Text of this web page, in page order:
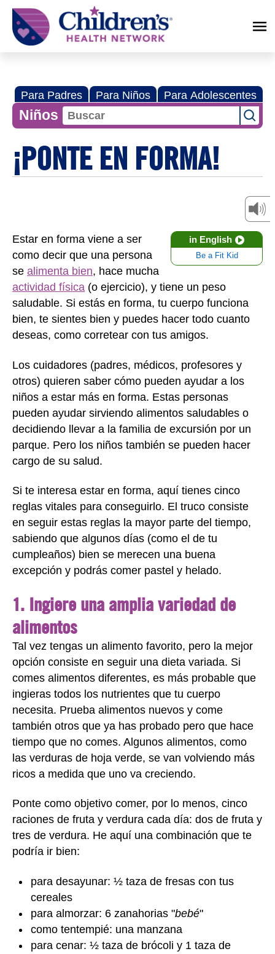
Children's
Health
Network
Para Padres Para Niños Para Adolescentes
Niños
¡PONTE EN FORMA!
in English
Be a Fit Kid
Estar en forma viene a ser
como decir que una persona
se alimenta bien, hace mucha
actividad física (o ejercicio), y tiene un peso
saludable. Si estás en forma, tu cuerpo funciona
bien, te sientes bien y puedes hacer todo cuanto
deseas, como corretear con tus amigos.
Los cuidadores (padres, médicos, profesores y
otros) quieren saber cómo pueden ayudar a los
niños a estar más en forma. Estas personas
pueden ayudar sirviendo alimentos saludables o
decidiendo llevar a la familia de excursión por un
parque. Pero los niños también se pueden hacer
cargo de su salud.
Si te interesa estar en forma, aquí tienes cinco
reglas vitales para conseguirlo. El truco consiste
en seguir estas reglas la mayor parte del tiempo,
sabiendo que algunos días (como el de tu
cumpleaños) bien se merecen una buena
excepción y podrás comer pastel y helado.
1. Ingiere una amplia variedad de
alimentos
Tal vez tengas un alimento favorito, pero la mejor
opción consiste en seguir una dieta variada. Si
comes alimentos diferentes, es más probable que
ingieras todos los nutrientes que tu cuerpo
necesita. Prueba alimentos nuevos y come
también otros que ya has probado pero que hace
tiempo que no comes. Algunos alimentos, como
las verduras de hoja verde, se van volviendo más
ricos a medida que uno va creciendo.
Ponte como objetivo comer, por lo menos, cinco
raciones de fruta y verdura cada día: dos de fruta y
tres de verdura. He aquí una combinación que te
podría ir bien:
para desayunar: ½ taza de fresas con tus
cereales
para almorzar: 6 zanahorias "bebé"
como tentempié: una manzana
para cenar: ½ taza de brócoli y 1 taza de